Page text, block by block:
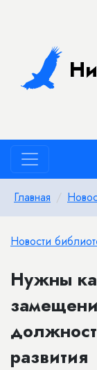
Главная
Новости
Нужны
развития